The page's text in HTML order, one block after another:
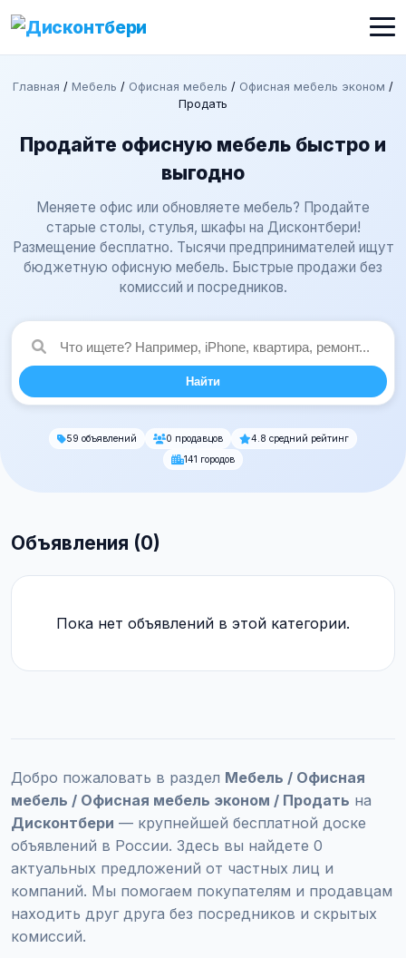
Главная / Мебель / Офисная мебель / Офисная мебель эконом /
Продать
Продайте офисную мебель быстро и
выгодно
Меняете офис или обновляете мебель? Продайте
старые столы, стулья, шкафы на Дисконтбери!
Размещение бесплатно. Тысячи предпринимателей ищут
бюджетную офисную мебель. Быстрые продажи без
комиссий и посредников.
Найти
59 объявлений 0 продавцов
4.8 средний рейтинг
141 городов
Объявления (0)
Пока нет объявлений в этой категории.
Добро пожаловать в раздел Мебель / Офисная
мебель / Офисная мебель эконом / Продать на
Дисконтбери — крупнейшей бесплатной доске
объявлений в России. Здесь вы найдете 0
актуальных предложений от частных лиц и
компаний. Мы помогаем покупателям и продавцам
находить друг друга без посредников и скрытых
комиссий.